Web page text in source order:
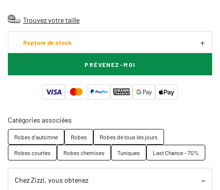
Trouvez votre taille
Rupture de stock
PRÉVENEZ-MOI
Catégories associées
Robes d'automne Robes
Robes de tous les jours
Robes courtes
Robes chemises Tuniques Last Chance - 70%
Chez Zizzi, vous obtenez